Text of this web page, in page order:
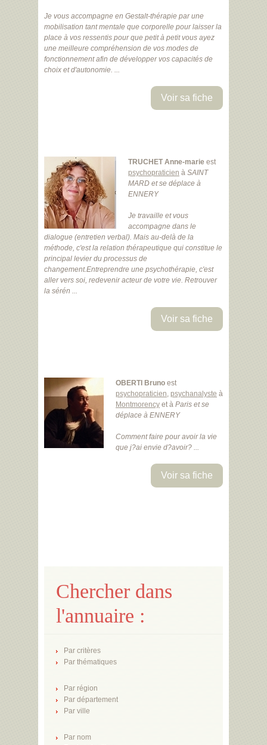
Je vous accompagne en Gestalt-thérapie par une
mobilisation tant mentale que corporelle pour laisser la
place à vos ressentis pour que petit à petit vous ayez
une meilleure compréhension de vos modes de
fonctionnement afin de développer vos capacités de
choix et d'autonomie. ...
Voir sa fiche
TRUCHET Anne-marie est
psychopraticien à SAINT
MARD et se déplace à
ENNERY
Je travaille et vous
accompagne dans le
dialogue (entretien verbal). Mais au-delà de la
méthode, c'est la relation thérapeutique qui constitue le
principal levier du processus de
changement.Entreprendre une psychothérapie, c'est
aller vers soi, redevenir acteur de votre vie. Retrouver
la sérén ...
Voir sa fiche
OBERTI Bruno est
psychopraticien, psychanalyste à
Montmorency et à Paris et se
déplace à ENNERY
Comment faire pour avoir la vie
que j?ai envie d?avoir? ...
Voir sa fiche
Chercher dans
l'annuaire :
Par critères
Par thématiques
Par région
Par département
Par ville
Par nom